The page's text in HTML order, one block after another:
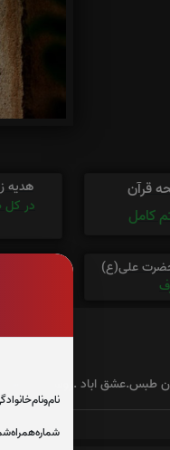
قرآن
کامل
هدیه
در
علی(ع)
طبس.عشق اباد .روستای کامرانیه